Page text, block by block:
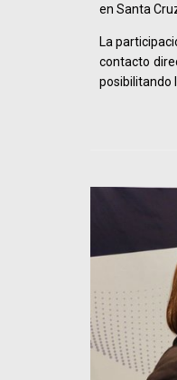
en Santa
La
contacto
posibilitando